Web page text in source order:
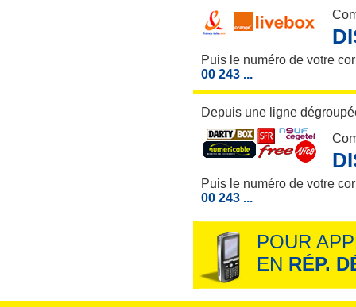
Puis le numéro de votre
00 243 ...
Depuis une ligne
Puis le numéro de votre
00 243 ...
POUR
EN RÉP.